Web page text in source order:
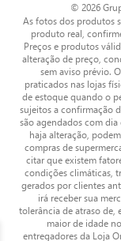
© 2026
As fotos dos produtos
produto real,
Preços e produtos
alteração de preço,
sem aviso prévio.
praticados nas lojas
de estoque quando o
sujeitos a confirmação
são agendados com
haja alteração,
compras de
citar que existem
condições climáticas,
gerados por clientes
irá receber sua
tolerância de atraso de,
maior de idade
entregadores da Loja